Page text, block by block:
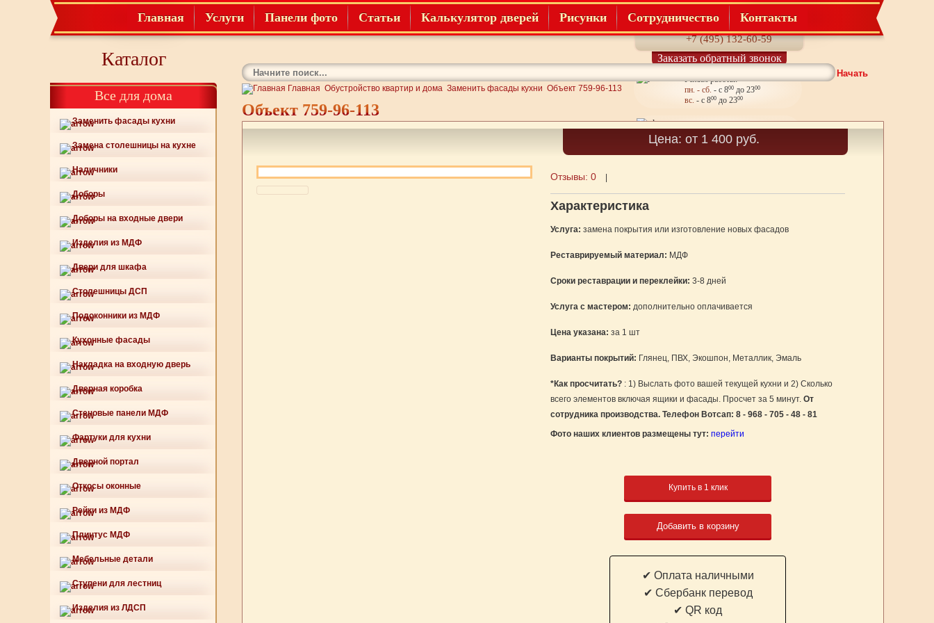
Телефон:
+7 (495) 132-60-59
Заказать обратный звонок
Режим работы:
пн. - сб. - с 800до 2300
вс. - с 800до 2300
Корзина
Товаров: 0
Главная Услуги Панели фото Статьи Калькулятор дверей Рисунки Сотрудничество Контакты
Каталог
Все для дома
Заменить фасады кухни
Замена столешницы на кухне
Наличники
Доборы
Доборы на входные двери
Изделия из МДФ
Двери для шкафа
Столешницы ДСП
Подоконники из МДФ
Кухонные фасады
Накладка на входную дверь
Дверная коробка
Стеновые панели МДФ
Фартуки для кухни
Дверной портал
Откосы оконные
Рейки из МДФ
Плинтус МДФ
Мебельные детали
Ступени для лестниц
Изделия из ЛДСП
Начать
Главная Обустройство квартир и дома Заменить фасады кухни Объект 759-96-113
Объект 759-96-113
Цена: от 1 400 руб.
Отзывы:0
Характеристика
Услуга: замена покрытия или изготовление новых фасадов
Реставрируемый материал: МДФ
Сроки реставрации и переклейки: 3-8 дней
Услуга с мастером:дополнительно оплачивается
Цена указана: за 1 шт
Варианты покрытий: Глянец, ПВХ, Экошпон, Металлик, Эмаль
*Как просчитать? : 1) Выслать фото вашей текущей кухни и 2) Сколько
всего элементов включая ящики и фасады. Просчет за 5 минут.От
сотрудника производства. Телефон Вотсап: 8 - 968 - 705 - 48 - 81
Фото наших клиентов размещены тут: перейти
Купить в 1 клик
Добавить в корзину
✔ Оплата наличными
✔ Cбербанк перевод
✔ QR код